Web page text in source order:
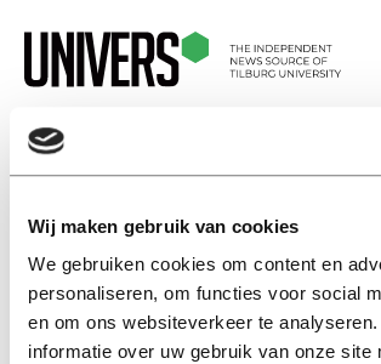
Wij maken gebruik van cookies
We gebruiken cookies om content en
personaliseren, om functies voor social
en om ons websiteverkeer te
informatie over uw gebruik van onze site
gedragscode hoger onderwijs
Nijmegen gaat
de rest moet nog
05 februari 2025